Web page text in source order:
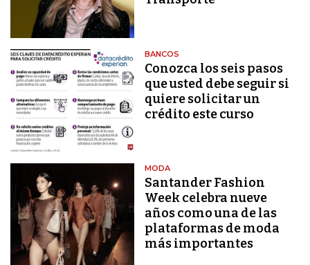
BANCOS
Conozca los seis pasos
que usted debe seguir si
quiere solicitar un
crédito este curso
MODA
Santander Fashion
Week celebra nueve
años como una de las
plataformas de moda
más importantes